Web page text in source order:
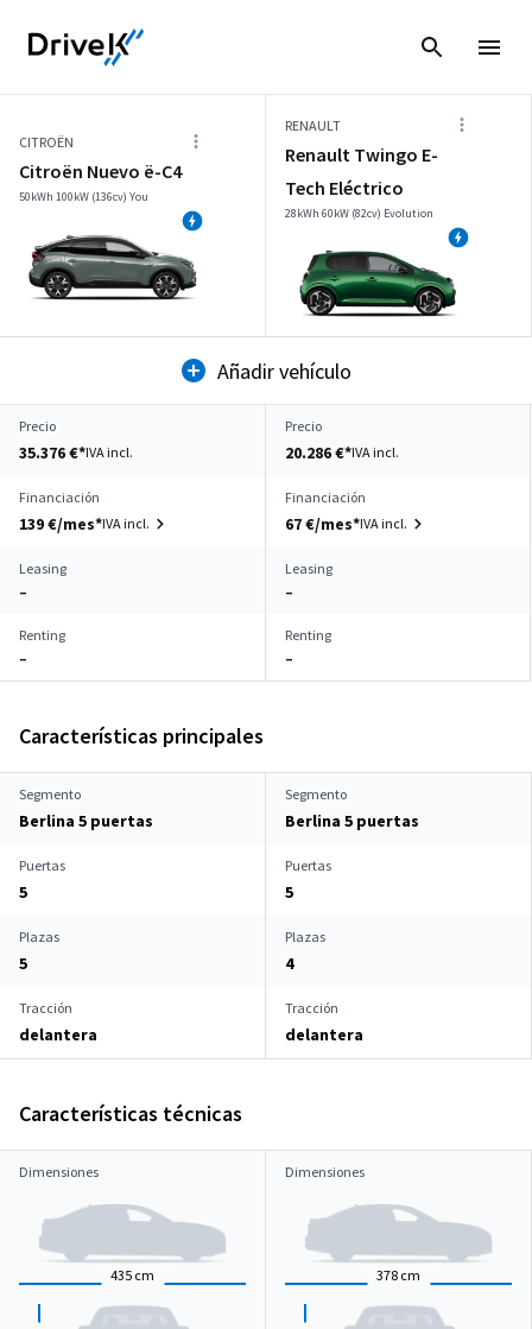
CITROËN
Citroën Nuevo ë-C4
50kWh 100kW (136cv) You
RENAULT
Renault Twingo E-
Tech Eléctrico
28kWh 60kW (82cv) Evolution
Añadir vehículo
Precio
35.376 €*IVA incl.
Precio
20.286 €*IVA incl.
Financiación
139 €/mes*IVA incl.
Financiación
67 €/mes*IVA incl.
Leasing
–
Leasing
–
Renting
–
Renting
–
Características principales
Segmento
Berlina 5 puertas
Segmento
Berlina 5 puertas
Puertas
5
Puertas
5
Plazas
5
Plazas
4
Tracción
delantera
Tracción
delantera
Características técnicas
Dimensiones
435 cm
Dimensiones
378 cm